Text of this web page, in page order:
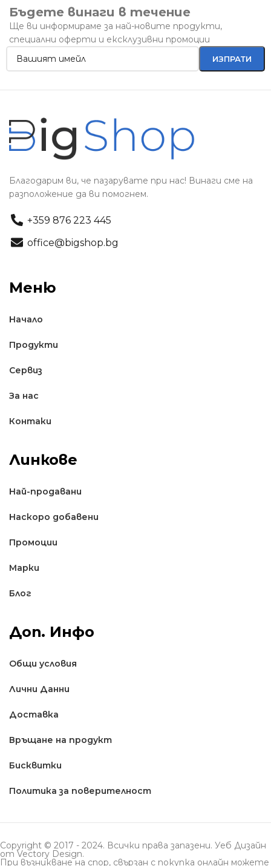
Бъдете винаги в течение
Ще ви информираме за най-новите продукти,
специални оферти и ексклузивни промоции
Благодарим ви, че пазарувате при нас! Винаги сме на
разположение да ви помогнем.
+359 876 223 445
office@bigshop.bg
Меню
Начало
Продукти
Сервиз
За нас
Контаки
Линкове
Най-продавани
Наскоро добавени
Промоции
Марки
Блог
Доп. Инфо
Общи условия
Лични Данни
Доставкa
Връщане на продукт
Бисквитки
Политика за поверителност
Copyright © 2017 - 2024. Всички права запазени. Уеб Дизайн
от Vectory Design.
При възникване на спор, свързан с покупка онлайн можете